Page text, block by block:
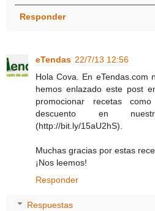
Responder
eTendas 22/7/13 12:56
Hola Cova. En eTendas.com
hemos enlazado este post
promocionar recetas
descuento en
(http://bit.ly/15aU2hS).
Muchas gracias por estas
¡Nos leemos!
Responder
Respuestas